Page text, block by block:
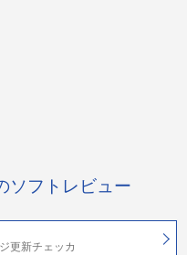
ソフトレビュー
更新チェッカ